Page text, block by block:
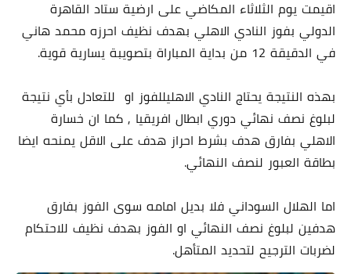
اقيمت يوم الثلاثاء المكاضي على ارضية ستاد القاهرة
الدولي بفوز النادي الاهلي بهدف نظيف احرزه محمد هاني
في الدقيقة 12 من بداية المباراة بتصويبة يسارية قوية.
بهذه النتيجة يحتاج النادي الاهليللفوز او للتعادل بأي نتيجة
لبلوغ نصف نهائي دوري ابطال افريقيا , كما ان خسارة
الاهلي بفارق هدف بشرط احراز هدف على الاقل يمنحه ايضا
بطاقة العبور لنصف النهائي.
اما الهلال السوداني فلا بديل امامه سوى الفوز بفارق
هدفين لبلوغ نصف النهائي او الفوز بهدف نظيف للاحتكام
لضربات الترجيح لتحديد المتأهل.